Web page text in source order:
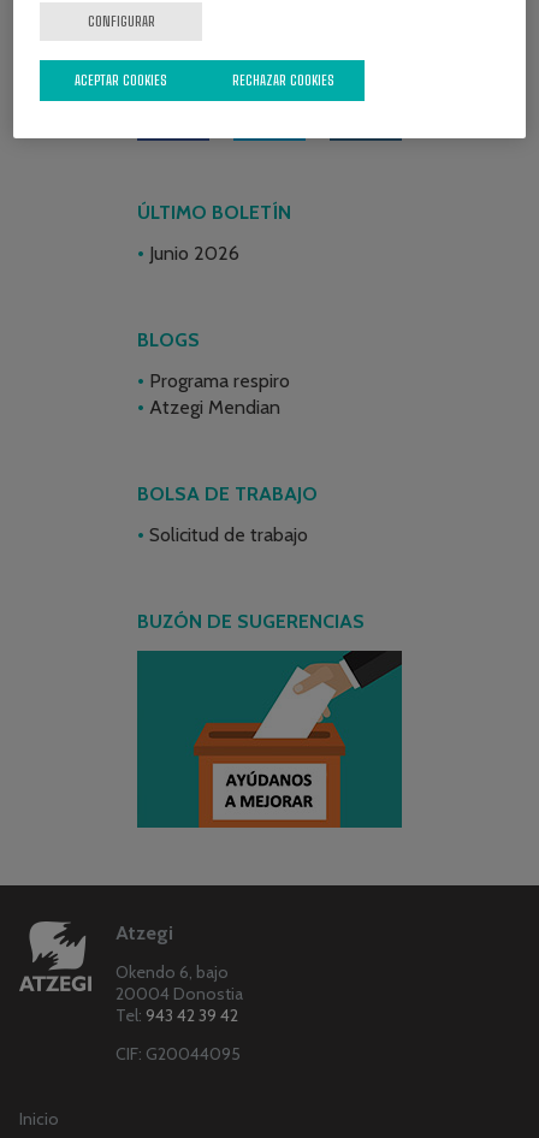
REDES SOCIALES
ÚLTIMO BOLETÍN
Junio 2026
BLOGS
Programa respiro
Atzegi Mendian
BOLSA DE TRABAJO
Solicitud de trabajo
BUZÓN DE SUGERENCIAS
Atzegi
Okendo 6, bajo
20004 Donostia
Tel: 943 42 39 42
CIF: G20044095
Inicio
CONFIGURAR
RECHAZAR COOKIES
ACEPTAR COOKIES